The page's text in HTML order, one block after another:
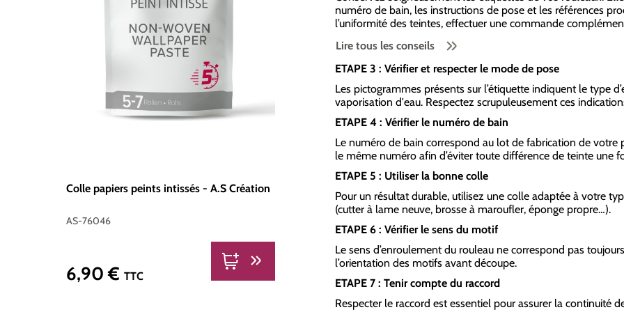
Colle papiers peints intissés - A.S Création
AS-76046
Prix régulier :
6,90 € TTC
numéro de bain, les instructions de pose et les références
l’uniformité des teintes, effectuer une commande
Lire tous les conseils
ETAPE 3 : Vérifier et respecter le mode de pose
Les pictogrammes présents sur l’étiquette indiquent le type
vaporisation d'eau. Respectez scrupuleusement ces
ETAPE 4 : Vérifier le numéro de bain
Le numéro de bain correspond au lot de fabrication de
le même numéro afin d’éviter toute différence de teinte une
ETAPE 5 : Utiliser la bonne colle
Pour un résultat durable, utilisez une colle adaptée à votre
(cutter à lame neuve, brosse à maroufler, éponge propre…).
ETAPE 6 : Vérifier le sens du motif
Le sens d’enroulement du rouleau ne correspond pas
l’orientation des motifs avant découpe.
ETAPE 7 : Tenir compte du raccord
Respecter le raccord est essentiel pour assurer la continuité